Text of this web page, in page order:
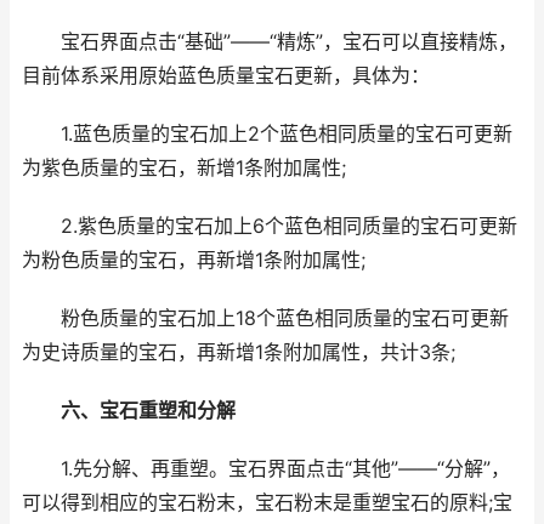
宝石界面点击“基础”——“精炼”，宝石可以直接精炼，
目前体系采用原始蓝色质量宝石更新，具体为：
1.蓝色质量的宝石加上2个蓝色相同质量的宝石可更新
为紫色质量的宝石，新增1条附加属性;
2.紫色质量的宝石加上6个蓝色相同质量的宝石可更新
为粉色质量的宝石，再新增1条附加属性;
粉色质量的宝石加上18个蓝色相同质量的宝石可更新
为史诗质量的宝石，再新增1条附加属性，共计3条;
六、宝石重塑和分解
1.先分解、再重塑。宝石界面点击“其他”——“分解”，
可以得到相应的宝石粉末，宝石粉末是重塑宝石的原料;宝